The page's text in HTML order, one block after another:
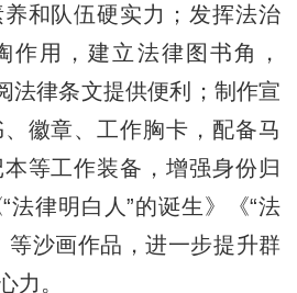
和队伍硬实力；发挥法治
作用，建立法律图书角，
法律条文提供便利；制作宣
徽章、工作胸卡，配备马
等工作装备，增强身份归
法律明白人”的诞生》《“法
等沙画作品，进一步提升群
力。